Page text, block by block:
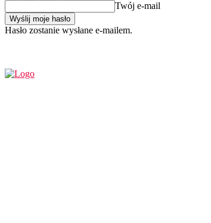
Twój e-mail
Hasło zostanie wysłane e-mailem.